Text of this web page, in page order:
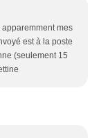
apparemment mes
est à la poste
(seulement 15